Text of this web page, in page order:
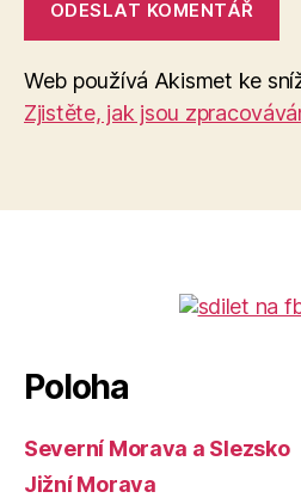
Web používá Akismet ke
Zjistěte, jak jsou
Poloha
Severní Morava a Slezsko
Jižní Morava